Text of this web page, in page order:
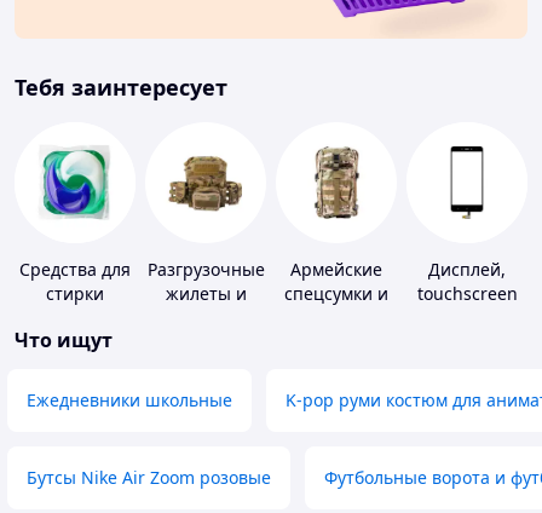
Тебя заинтересует
Средства для
стирки
Разгрузочные
жилеты и
Армейские
спецсумки и
Дисплей,
touchscreen
Что ищут
Ежедневники школьные K-pop руми костюм для
Бутсы Nike Air Zoom розовые Футбольные ворота и